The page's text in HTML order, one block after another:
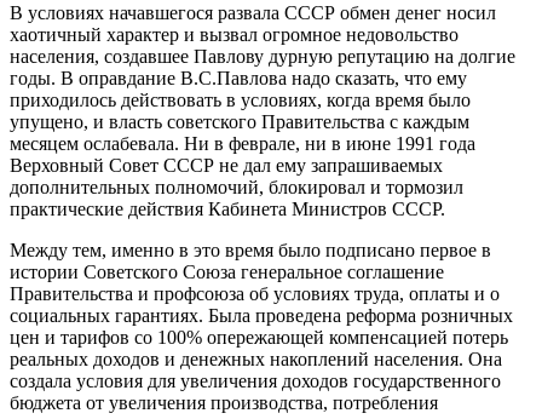
В условиях начавшегося развала СССР обмен денег носил
хаотичный характер и вызвал огромное недовольство
населения, создавшее Павлову дурную репутацию на долгие
годы. В оправдание В.С.Павлова надо сказать, что ему
приходилось действовать в условиях, когда время было
упущено, и власть советского Правительства с каждым
месяцем ослабевала. Ни в феврале, ни в июне 1991 года
Верховный Совет СССР не дал ему запрашиваемых
дополнительных полномочий, блокировал и тормозил
практические действия Кабинета Министров СССР.
Между тем, именно в это время было подписано первое в
истории Советского Союза генеральное соглашение
Правительства и профсоюза об условиях труда, оплаты и о
социальных гарантиях. Была проведена реформа розничных
цен и тарифов со 100% опережающей компенсацией потерь
реальных доходов и денежных накоплений населения. Она
создала условия для увеличения доходов государственного
бюджета от увеличения производства, потребления